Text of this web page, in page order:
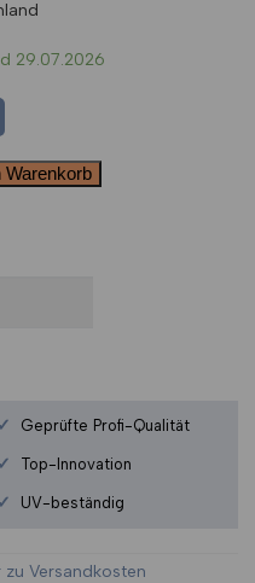
29.07.2026
Warenkorb
✓ Geprüfte Profi-Qualität
✓ Top-Innovation
✓ UV-beständig
zu Versandkosten